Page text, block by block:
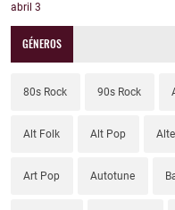
abril 3
GÉNEROS
80s Rock 90s Rock
Alt Folk Alt Pop
Art Pop Autotune